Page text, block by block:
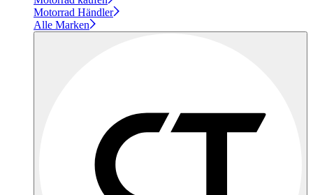
Motorrad Händler
Alle Marken